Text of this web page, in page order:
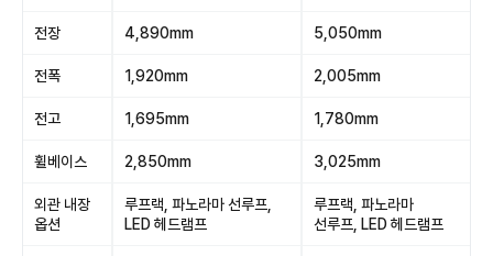
전장 4,890mm 5,050mm
전폭 1,920mm 2,005mm
전고 1,695mm 1,780mm
휠베이스 2,850mm 3,025mm
외관 내장
옵션
루프랙, 파노라마 선루프,
LED 헤드램프
루프랙, 파노라마
선루프, LED 헤드램프